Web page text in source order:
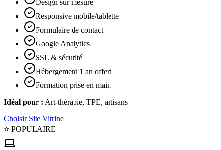
Design sur mesure
Responsive mobile/tablette
Formulaire de contact
Google Analytics
SSL & sécurité
Hébergement 1 an offert
Formation prise en main
Idéal pour : Art-thérapie, TPE, artisans
Choisir Site Vitrine
⭐ POPULAIRE